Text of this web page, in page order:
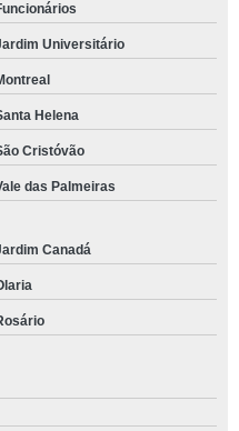
Universitário
Helena
Cristóvão
das Palmeiras
Canadá